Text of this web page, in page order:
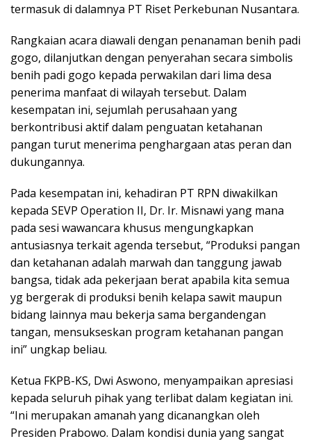
termasuk di dalamnya PT Riset Perkebunan Nusantara.
Rangkaian acara diawali dengan penanaman benih padi
gogo, dilanjutkan dengan penyerahan secara simbolis
benih padi gogo kepada perwakilan dari lima desa
penerima manfaat di wilayah tersebut. Dalam
kesempatan ini, sejumlah perusahaan yang
berkontribusi aktif dalam penguatan ketahanan
pangan turut menerima penghargaan atas peran dan
dukungannya.
Pada kesempatan ini, kehadiran PT RPN diwakilkan
kepada SEVP Operation II, Dr. Ir. Misnawi yang mana
pada sesi wawancara khusus mengungkapkan
antusiasnya terkait agenda tersebut, “Produksi pangan
dan ketahanan adalah marwah dan tanggung jawab
bangsa, tidak ada pekerjaan berat apabila kita semua
yg bergerak di produksi benih kelapa sawit maupun
bidang lainnya mau bekerja sama bergandengan
tangan, mensukseskan program ketahanan pangan
ini” ungkap beliau.
Ketua FKPB-KS, Dwi Aswono, menyampaikan apresiasi
kepada seluruh pihak yang terlibat dalam kegiatan ini.
“Ini merupakan amanah yang dicanangkan oleh
Presiden Prabowo. Dalam kondisi dunia yang sangat